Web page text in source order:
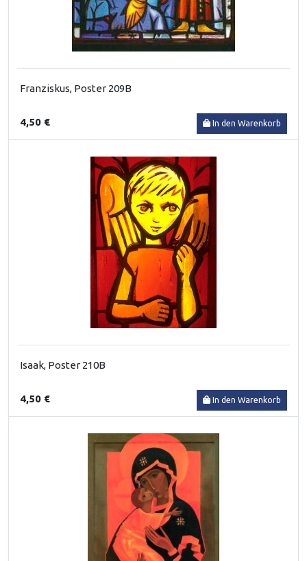
Franziskus, Poster 209B
4,50 € In den Warenkorb
Isaak, Poster 210B
4,50 € In den Warenkorb